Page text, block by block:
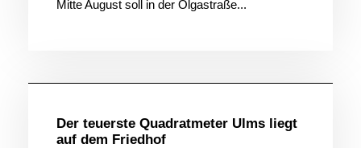
Mitte August soll in der Olgastraße...
Der teuerste Quadratmeter Ulms liegt
auf dem Friedhof